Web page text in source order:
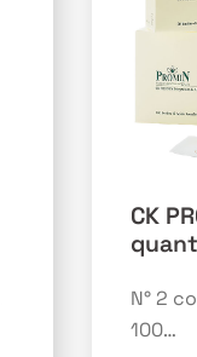
CK
N° 2
100…